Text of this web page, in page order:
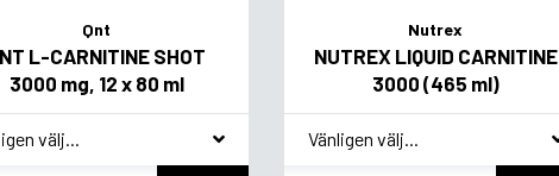
Qnt
L-CARNITINE SHOT
3000 mg, 12 x 80 ml
Nutrex
NUTREX LIQUID CARNITINE
3000 (465 ml)
* Smagsvariant